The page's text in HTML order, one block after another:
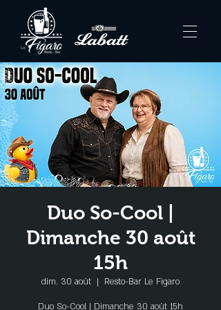
Duo So-Cool |
Dimanche 30 août
15h
dim. 30 août
  |
Resto-Bar Le Figaro
Duo So-Cool | Dimanche 30 août 15h